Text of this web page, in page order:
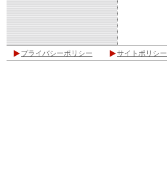
プライバシーポリシー サイトポリシー